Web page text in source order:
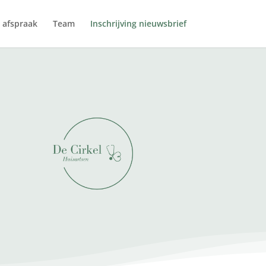
Team Inschrijving nieuwsbrief